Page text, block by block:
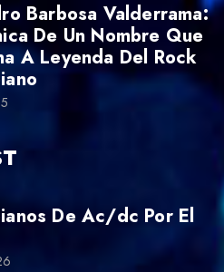
Barbosa Valderrama:
De Un Nombre Que
A Leyenda Del Rock
De Ac/dc Por El